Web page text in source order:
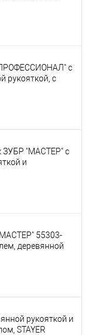
жалом,
300]
с
рукояткой, с
[55413-60]
ЗУБР "МАСТЕР" с
и
форма клин
55303-
деревянной
жалом,
200]
рукояткой и
STAYER